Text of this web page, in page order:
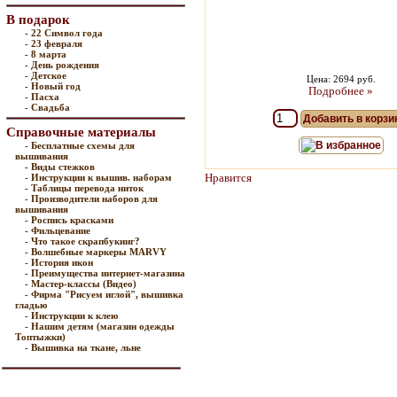
В подарок
- 22 Символ года
- 23 февраля
- 8 марта
- День рождения
- Детское
- Новый год
- Пасха
- Свадьба
Справочные материалы
- Бесплатные схемы для
вышивания
- Виды стежков
- Инструкции к вышив. наборам
- Таблицы перевода ниток
- Производители наборов для
вышивания
- Роспись красками
- Фильцевание
- Что такое скрапбукинг?
- Волшебные маркеры MARVY
- История икон
- Преимущества интернет-магазина
- Мастер-классы (Видео)
- Фирма "Рисуем иглой", вышивка
гладью
- Инструкции к клею
- Нашим детям (магазин одежды
Топтыжки)
- Вышивка на ткане, льне
Цена: 2694 руб.
Подробнее »
Добавить в
В избранное
Нравится